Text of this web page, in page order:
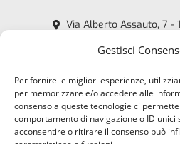
Gestisci
Per fornire le migliori esperienze,
per memorizzare e/o accedere alle
consenso a queste tecnologie ci
comportamento di navigazione o ID unici
acconsentire o ritirare il consenso può
Via Alberto Assauto, 7 -
Quagliato Lorenzo -
Orari
Lun - Ven:
8:00 - 12:00